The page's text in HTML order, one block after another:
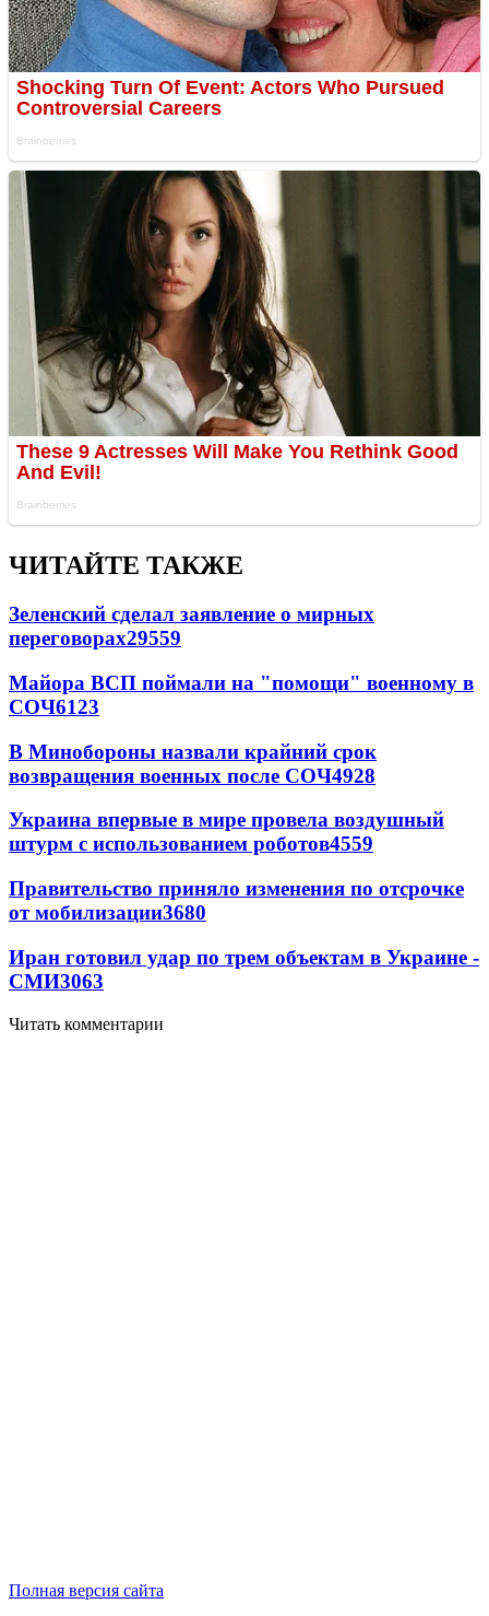
ЧИТАЙТЕ ТАКЖЕ
Зеленский сделал заявление о мирных
переговорах29559
Майора ВСП поймали на "помощи" военному в
СОЧ6123
В Минобороны назвали крайний срок
возвращения военных после СОЧ4928
Украина впервые в мире провела воздушный
штурм с использованием роботов4559
Правительство приняло изменения по отсрочке
от мобилизации3680
Иран готовил удар по трем объектам в Украине -
СМИ3063
Читать комментарии
Полная версия сайта